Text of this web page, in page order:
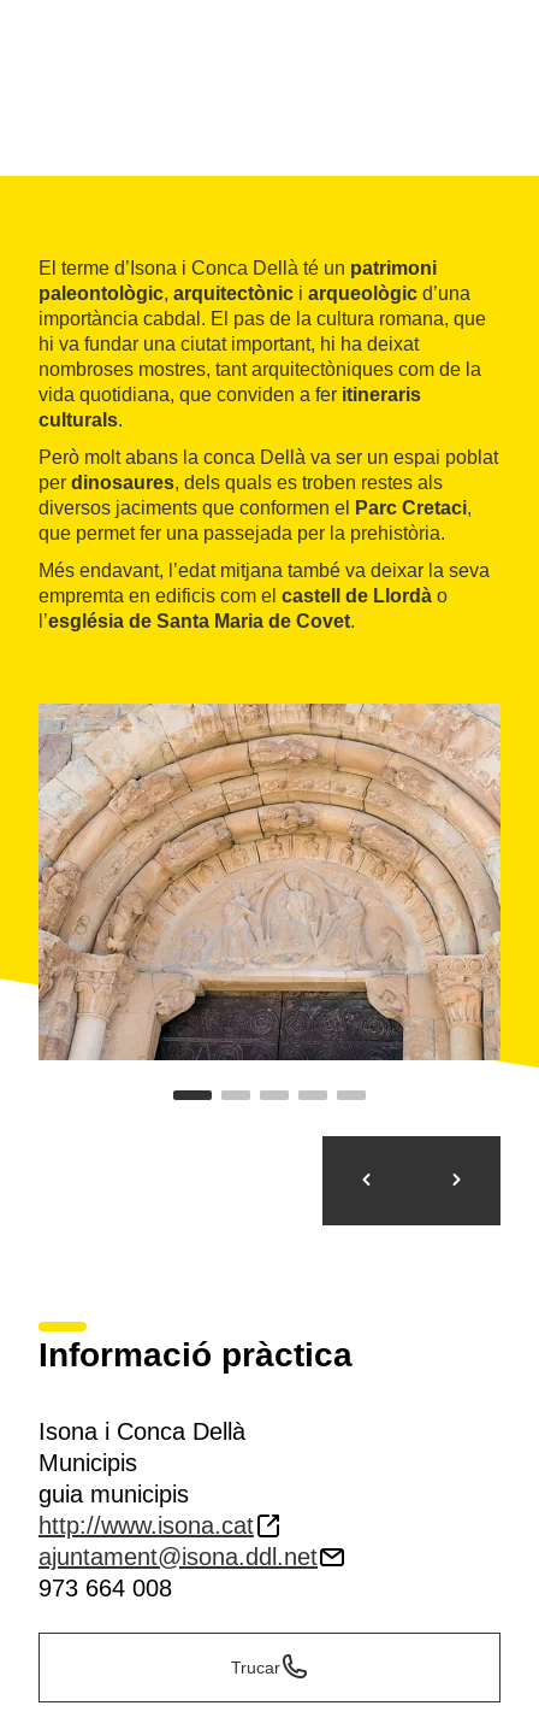
El terme d’Isona i Conca Dellà té un patrimoni
paleontològic, arquitectònic i arqueològic d’una
importància cabdal. El pas de la cultura romana, que
hi va fundar una ciutat important, hi ha deixat
nombroses mostres, tant arquitectòniques com de la
vida quotidiana, que conviden a fer itineraris
culturals.
Però molt abans la conca Dellà va ser un espai poblat
per dinosaures, dels quals es troben restes als
diversos jaciments que conformen el
Parc Cretaci,
que permet fer una passejada per la prehistòria.
Més endavant, l’edat mitjana també va deixar la seva
empremta en edificis com el castell de Llordà o
l’església de Santa Maria de Covet.
Informació pràctica
Isona i Conca Dellà
Municipis
guia municipis
http://www.isona.cat
ajuntament@isona.ddl.net
973 664 008
Trucar